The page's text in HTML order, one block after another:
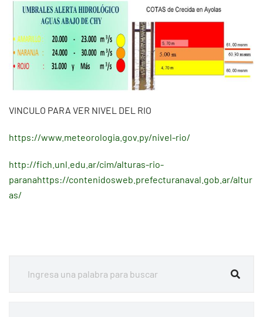
VINCULO PARA VER NIVEL DEL RIO
https://www.meteorologia.gov.py/nivel-rio/
http://fich.unl.edu.ar/cim/alturas-rio-
paranahttps://contenidosweb.prefecturanaval.gob.ar/altur
as/